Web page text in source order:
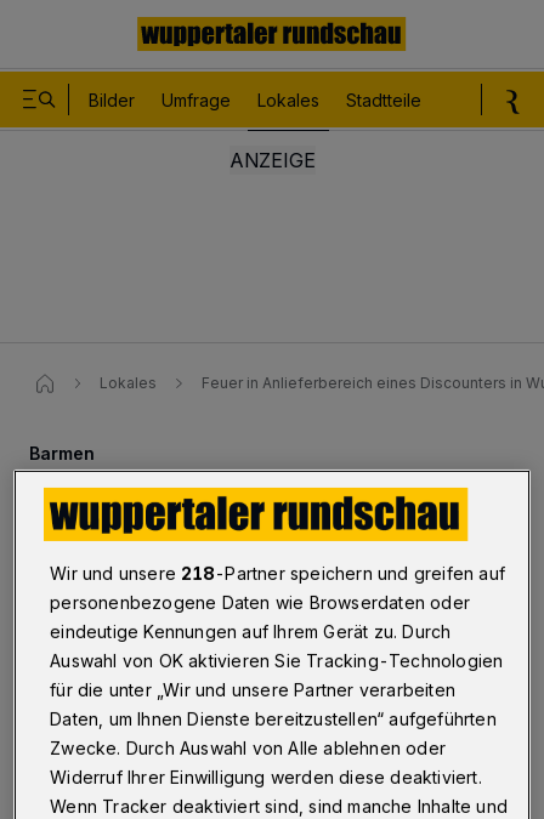
Bilder Umfrage Lokales Stadtteile
Lokales Feuer in Anlieferbereich eines Discounters​ in
Barmen
Feuer in Anlieferbereich eines
Discounters
Wuppertal·Im Anlieferbereich eines Discounters an
der Wuppertaler Schützenstraße hat es am Donnerstag
(4. April 2024) in der Nacht gebrannt.
04.04.2024 , 08:04 Uhr Eine Minute Lesezeit
Wir und unsere 218-Partner speichern und greifen auf
personenbezogene Daten wie Browserdaten oder
eindeutige Kennungen auf Ihrem Gerät zu. Durch
Auswahl von OK aktivieren Sie Tracking-Technologien
für die unter „Wir und unsere Partner verarbeiten
Daten, um Ihnen Dienste bereitzustellen“ aufgeführten
Zwecke. Durch Auswahl von Alle ablehnen oder
Widerruf Ihrer Einwilligung werden diese deaktiviert.
Wenn Tracker deaktiviert sind, sind manche Inhalte und